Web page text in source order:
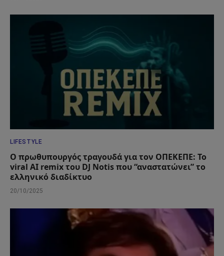
LIFESTYLE
Ο πρωθυπουργός τραγουδά για τον ΟΠΕΚΕΠΕ: Το
viral AI remix του DJ Notis που “αναστατώνει” το
ελληνικό διαδίκτυο
20/10/2025